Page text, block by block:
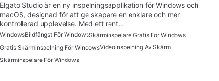
Elgato Studio är en ny inspelningsapplikation för Windows och
macOS, designad för att ge skapare en enklare och mer
kontrollerad upplevelse. Med ett rent…
WindowsBildfångst För WindowsSkärminspelare Gratis För Windows
Gratis Skärminspelning För WindowsVideoinspelning Av Skärm
Skärminspelare För Windows